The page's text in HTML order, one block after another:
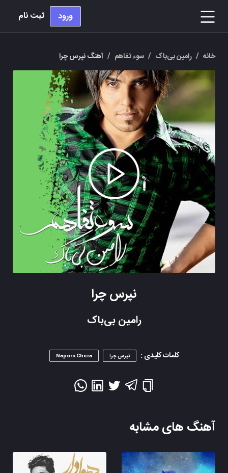
ورود ثبت نام
خانه / رامین بی‌باک / سوء تفاهم / آهنگ نپرس چرا
نپرس چرا
رامین بی‌باک
کلمات کلیدی : نپرس چرا Napors Chera
آهنگ های مشابه